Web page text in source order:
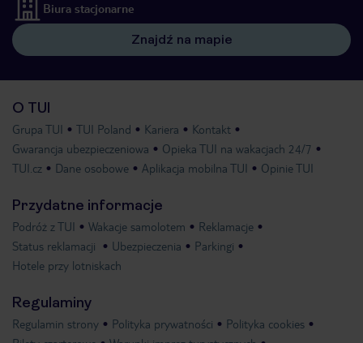
Biura stacjonarne
Znajdź na mapie
O TUI
Grupa TUI TUI Poland Kariera
Kontakt
Gwarancja ubezpieczeniowa
Opieka TUI na wakacjach 24/7
TUI.cz
Dane osobowe Aplikacja mobilna TUI Opinie TUI
Przydatne informacje
Podróż z TUI Wakacje samolotem
Reklamacje
Status reklamacji
Ubezpieczenia
Parkingi
Hotele przy lotniskach
Regulaminy
Regulamin strony Polityka prywatności
Polityka cookies